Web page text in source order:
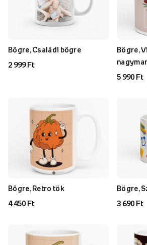
Bögre, Családi bögre
2 999 Ft
Bögre,
5 990 Ft
Bögre, Retro tök
4 450 Ft
Bögre,
3 690 Ft